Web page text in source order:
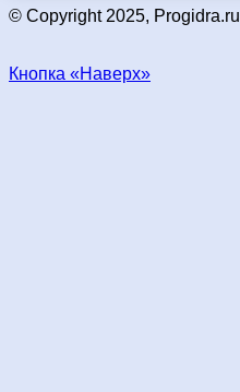
© Copyright 2025, Progidra.ru
Кнопка «Наверх»